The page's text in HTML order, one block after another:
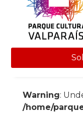
Warning:
/home/